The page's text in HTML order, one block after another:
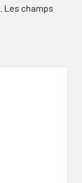
Les champs